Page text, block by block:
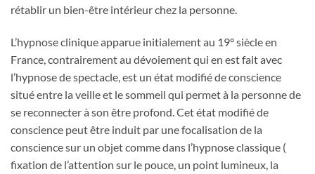
rétablir un bien-être intérieur chez la personne.
L’hypnose clinique apparue initialement au 19° siècle en
France, contrairement au dévoiement qui en est fait avec
l’hypnose de spectacle, est un état modifié de conscience
situé entre la veille et le sommeil qui permet à la personne de
se reconnecter à son être profond. Cet état modifié de
conscience peut être induit par une focalisation de la
conscience sur un objet comme dans l’hypnose classique (
fixation de l’attention sur le pouce, un point lumineux, la